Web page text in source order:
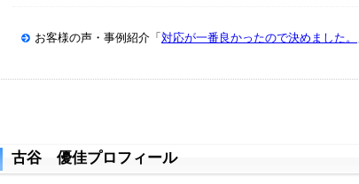
お客様の声・事例紹介「 対応が一番良かったので決めました。
古谷 優佳プロフィール